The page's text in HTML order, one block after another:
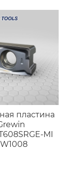
пластина
MI